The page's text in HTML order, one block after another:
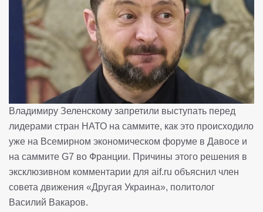
Владимиру Зеленскому запретили выступать перед
лидерами стран НАТО на саммите, как это происходило
уже на Всемирном экономическом форуме в Давосе и
на саммите G7 во Франции. Причины этого решения в
эксклюзивном комментарии для aif.ru объяснил член
совета движения «Другая Украина», политолог
Василий Вакаров.